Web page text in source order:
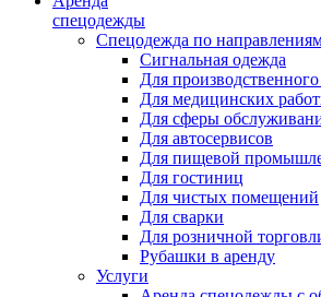
спецодежды
Спецодежда по
Сигнальная одежда
Для
Для медицинских
Для сферы
Для автосервисов
Для пищевой
Для гостиниц
Для чистых помещений
Для сварки
Для розничной
Рубашки в аренду
Услуги